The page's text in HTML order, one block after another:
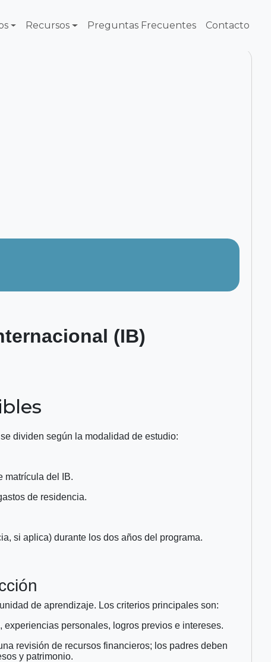
Recursos Preguntas Frecuentes Contacto
(IB)
dividen según la modalidad de estudio:
matrícula del IB.
de residencia.
si aplica) durante los dos años del programa.
de aprendizaje. Los criterios principales son:
personales, logros previos e intereses.
revisión de recursos financieros; los padres deben
y patrimonio.